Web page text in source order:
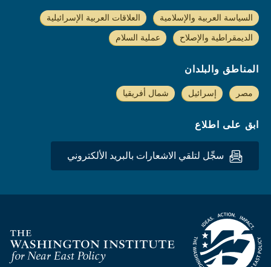
السياسة العربية والإسلامية العلاقات العربية الإسرائيلية
الديمقراطية والإصلاح عملية السلام
المناطق والبلدان
مصر إسرائيل شمال أفريقيا
ابق على اطلاع
سجِّل لتلقي الاشعارات بالبريد الألكتروني
Homepage